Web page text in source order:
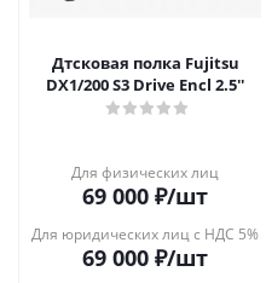
Дтсковая полка Fujitsu
DX1/200 S3 Drive Encl 2.5''
Для физических лиц
69 000 ₽/шт
Для юридических лиц с НДС 5%
69 000 ₽/шт